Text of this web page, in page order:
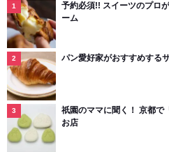
予約必須!! スイーツのプロ
ーム
パン愛好家がおすすめする
祇園のママに聞く！ 京都で
お店